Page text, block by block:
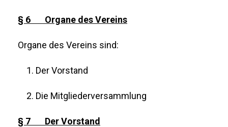
§ 6 Organe des Vereins
Organe des Vereins sind:
Der Vorstand
Die Mitgliederversammlung
§ 7 Der Vorstand